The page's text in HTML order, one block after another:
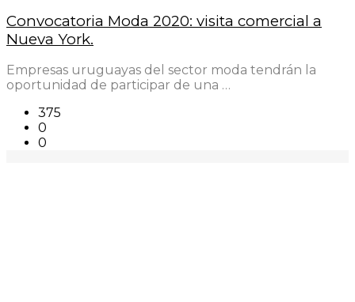
Convocatoria Moda 2020: visita comercial a
Nueva York.
Empresas uruguayas del sector moda tendrán la
oportunidad de participar de una …
375
0
0